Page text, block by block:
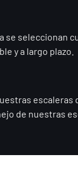
seleccionan
y a largo plazo.
de nuestras